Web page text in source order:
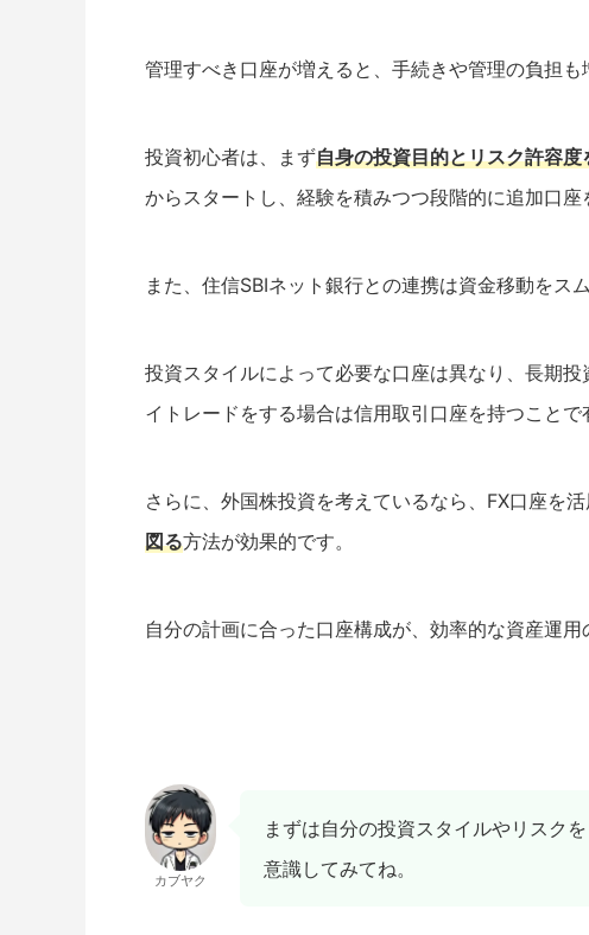
管理すべき口座が増えると、手続きや管理の負担も
投資初心者は、まず自身の投資目的とリスク許容
からスタートし、経験を積みつつ段階的に追加口座
また、住信SBIネット銀行との連携は資金移動をス
投資スタイルによって必要な口座は異なり、長期
イトレードをする場合は信用取引口座を持つことで
さらに、外国株投資を考えているなら、FX口座を活
図る方法が効果的です。
自分の計画に合った口座構成が、効率的な資産運用
カブヤク
まずは自分の投資スタイルやリスク
意識してみてね。